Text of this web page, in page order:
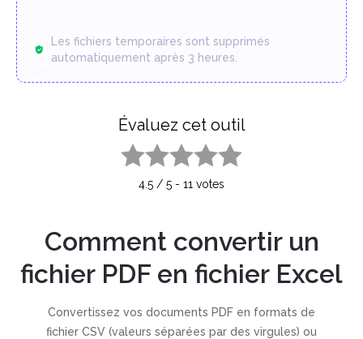
Les fichiers temporaires sont supprimés
automatiquement après 3 heures.
Évaluez cet outil
4.5 / 5 - 11 votes
Comment convertir un
fichier PDF en fichier Excel
Convertissez vos documents PDF en formats de
fichier CSV (valeurs séparées par des virgules) ou